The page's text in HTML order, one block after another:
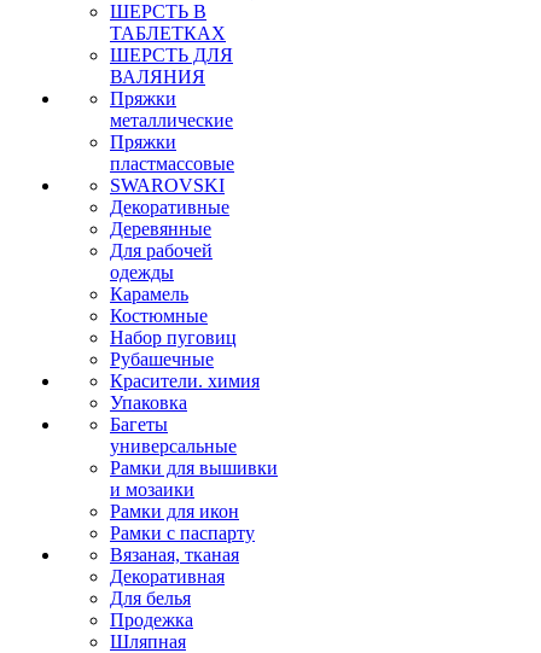
ШЕРСТЬ В
ТАБЛЕТКАХ
ШЕРСТЬ ДЛЯ
ВАЛЯНИЯ
Пряжки
металлические
Пряжки
пластмассовые
SWAROVSKI
Декоративные
Деревянные
Для рабочей
одежды
Карамель
Костюмные
Набор пуговиц
Рубашечные
Красители. химия
Упаковка
Багеты
универсальные
Рамки для вышивки
и мозаики
Рамки для икон
Рамки с паспарту
Вязаная, тканая
Декоративная
Для белья
Продежка
Шляпная